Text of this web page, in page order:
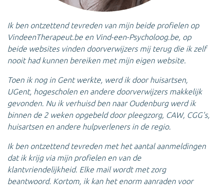
Ik ben ontzettend tevreden van mijn beide profielen op
VindeenTherapeut.be en Vind-een-Psycholoog.be, op
beide websites vinden doorverwijzers mij terug die ik zelf
nooit had kunnen bereiken met mijn eigen website.
Toen ik nog in Gent werkte, werd ik door huisartsen,
UGent, hogescholen en andere doorverwijzers makkelijk
gevonden. Nu ik verhuisd ben naar Oudenburg werd ik
binnen de 2 weken opgebeld door pleegzorg, CAW, CGG's,
huisartsen en andere hulpverleners in de regio.
Ik ben ontzettend tevreden met het aantal aanmeldingen
dat ik krijg via mijn profielen en van de
klantvriendelijkheid. Elke mail wordt met zorg
beantwoord. Kortom, ik kan het enorm aanraden voor